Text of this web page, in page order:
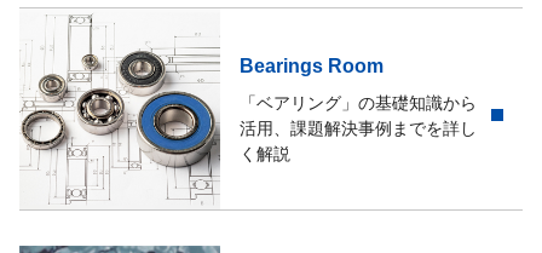
Bearings Room
「ベアリング」の基礎知識から
活用、課題解決事例までを詳し
く解説